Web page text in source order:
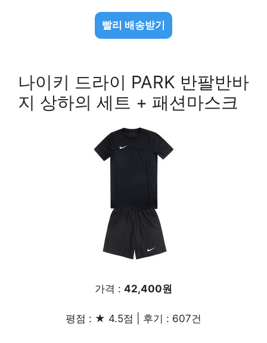
빨리 배송받기
나이키 드라이 PARK 반팔반바
지 상하의 세트 + 패션마스크
가격 : 42,400원
평점 : ★ 4.5점 | 후기 : 607건